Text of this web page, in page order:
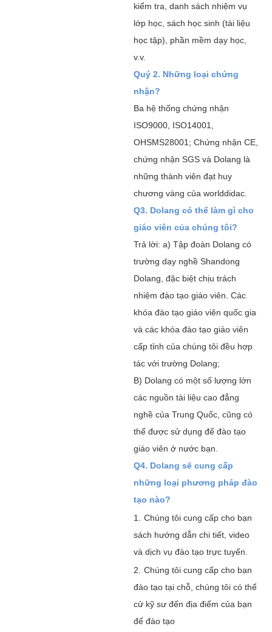
kiểm tra, danh sách nhiệm vụ
lớp học, sách học sinh (tài liệu
học tập), phần mềm dạy học,
v.v.
Quý 2. Những loại chứng
nhận?
Ba hệ thống chứng nhận
ISO9000, ISO14001,
OHSMS28001; Chứng nhận CE,
chứng nhận SGS và Dolang là
những thành viên đạt huy
chương vàng của worlddidac.
Q3. Dolang có thể làm gì cho
giáo viên của chúng tôi?
Trả lời: a) Tập đoàn Dolang có
trường dạy nghề Shandong
Dolang, đặc biệt chịu trách
nhiệm đào tạo giáo viên. Các
khóa đào tạo giáo viên quốc gia
và các khóa đào tạo giáo viên
cấp tỉnh của chúng tôi đều hợp
tác với trường Dolang;
B) Dolang có một số lượng lớn
các nguồn tài liệu cao đẳng
nghề của Trung Quốc, cũng có
thể được sử dụng để đào tạo
giáo viên ở nước bạn.
Q4. Dolang sẽ cung cấp
những loại phương pháp đào
tạo nào?
1.
Chúng tôi cung cấp cho bạn
sách hướng dẫn chi tiết, video
và dịch vụ đào tạo trực tuyến.
2.
Chúng tôi cung cấp cho bạn
đào tạo tại chỗ, chúng tôi có thể
cử kỹ sư đến địa điểm của bạn
để đào tạo